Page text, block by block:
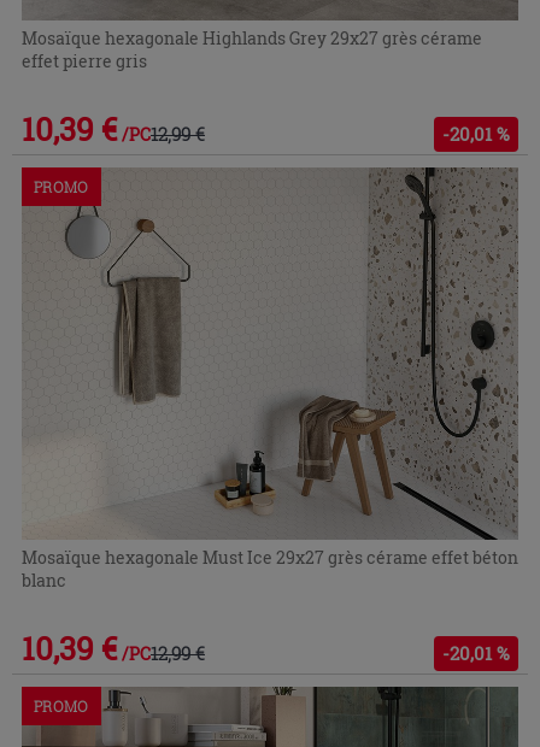
Mosaïque hexagonale Highlands Grey 29x27 grès cérame
effet pierre gris
10,39 € /PC12,99 € -20,01 %
PROMO
Mosaïque hexagonale Must Ice 29x27 grès cérame effet béton
blanc
10,39 € /PC12,99 € -20,01 %
PROMO